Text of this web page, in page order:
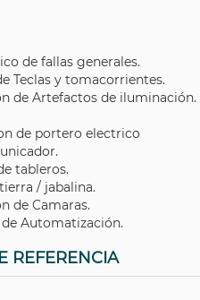
de fallas generales.
Teclas y tomacorrientes.
de Artefactos de iluminación.
de portero electrico
tableros.
/ jabalina.
de Camaras.
Automatización.
REFERENCIA